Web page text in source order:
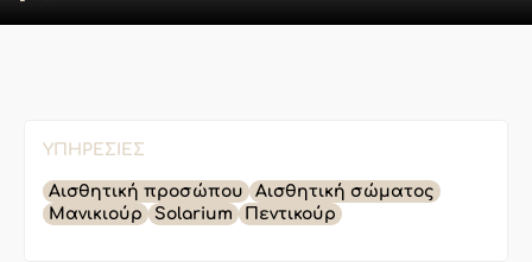
ΥΠΗΡΕΣΊΕΣ
Αισθητική προσώπου
Αισθητική σώματος
Μανικιούρ
Solarium Πεντικούρ